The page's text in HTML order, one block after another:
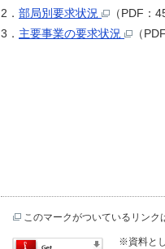
2． 部局別要求状況
（PDF：
3． 主要事業の要求状況 （
このマークがついているリン
※資料と